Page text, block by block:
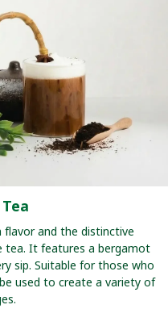
flavor and the distinctive
tea. It features a bergamot
sip. Suitable for those who
used to create a variety of